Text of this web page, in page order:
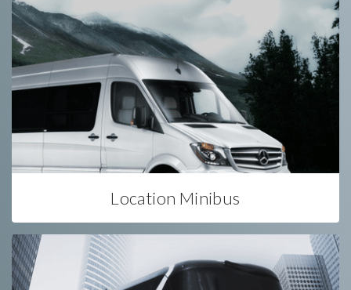
Location Minibus